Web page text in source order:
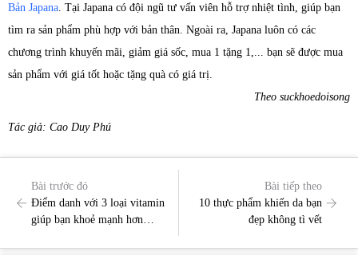
Bản Japana . Tại Japana có đội ngũ tư vấn viên hỗ trợ nhiệt tình, giúp bạn
tìm ra sản phẩm phù hợp với bản thân. Ngoài ra, Japana luôn có các
chương trình khuyến mãi, giảm giá sốc, mua 1 tặng 1,... bạn sẽ được mua
sản phẩm với giá tốt hoặc tặng quà có giá trị.
Theo suckhoedoisong
Tác giả: Cao Duy Phú
Bài trước đó
Điểm danh với 3 loại vitamin
giúp bạn khoẻ mạnh hơn
Bài tiếp theo
10 thực phẩm khiến da bạn
đẹp không tì vết